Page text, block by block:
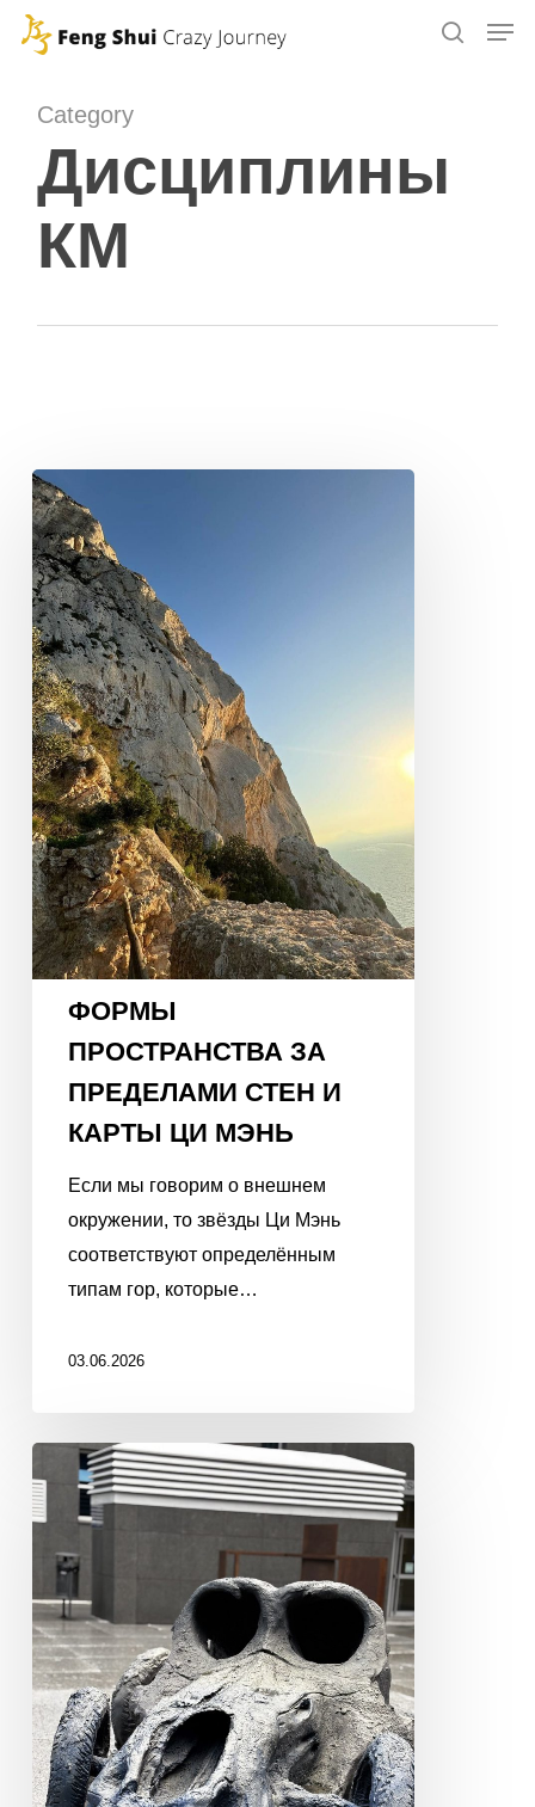
Skip
contentCategory
Дисциплины
КМ
ФОРМЫ
ПРОСТРАНСТВА
ЗА
ПРЕДЕЛАМИ
СТЕН
И
КАРТЫ
ЦИ
МЭНЬ
ФОРМЫ
ПРОСТРАНСТВА ЗА
ПРЕДЕЛАМИ СТЕН И
КАРТЫ ЦИ МЭНЬ
Если мы говорим о внешнем
окружении, то звёзды Ци Мэнь
соответствуют определённым
типам гор, которые…
03.06.2026
УБИЙЦ
В
БАЦЗЫ.
БЕЗ
СУЕВЕРИЙ
И
СТРАШИЛОК